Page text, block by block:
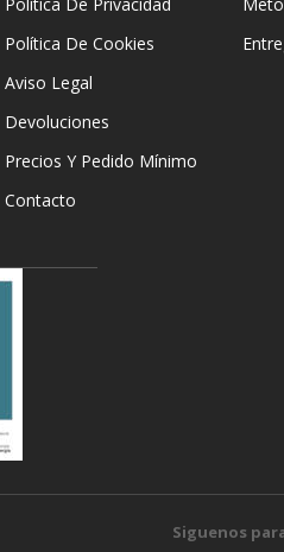
Política De Cookies
Aviso Legal
Devoluciones
Precios Y Pedido Mínimo
Contacto
Siguenos